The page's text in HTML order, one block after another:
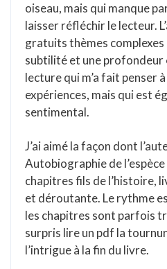
oiseau, mais qui manque
laisser réfléchir le lecteur.
gratuits thèmes complexes
subtilité et une profondeur
lecture qui m’a fait penser
expériences, mais qui est
sentimental.
J’ai aimé la façon dont
Autobiographie de
chapitres fils de l’histoire,
et déroutante. Le rythme
les chapitres sont parfois
surpris lire un pdf la
l’intrigue à la fin du livre.